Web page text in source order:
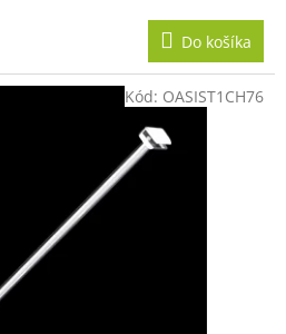
Do košíka
Kód: OASIST1CH76